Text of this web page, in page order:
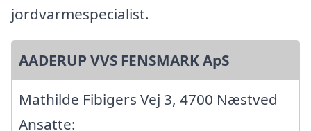
jordvarmespecialist.
AADERUP VVS FENSMARK ApS
Mathilde Fibigers Vej 3, 4700 Næstved
Ansatte: